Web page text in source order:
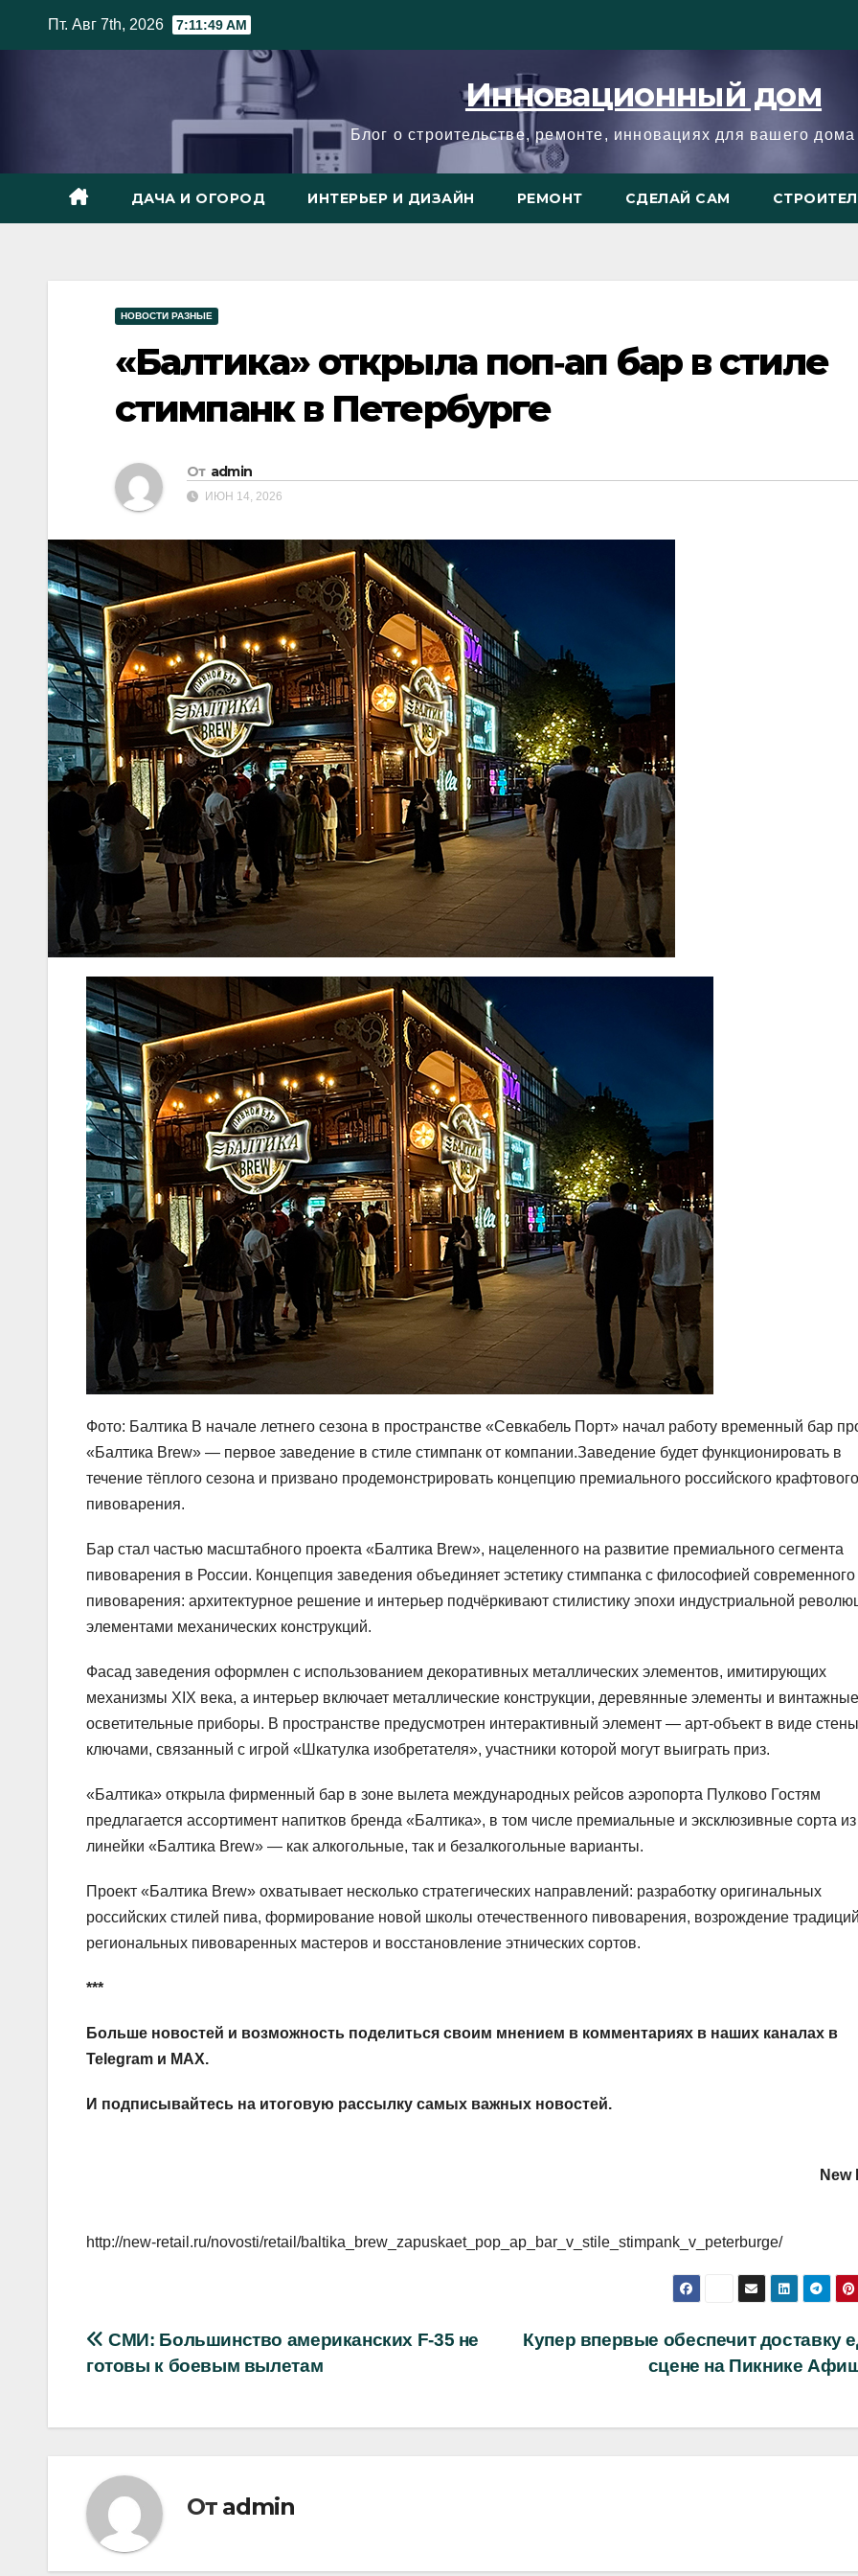
Пт. Авг 7th, 2026 7:11:50 AM
Инновационный дом
Блог о строительстве, ремонте, инновациях для вашего дома
ДАЧА И ОГОРОД ИНТЕРЬЕР И ДИЗАЙН РЕМОНТ СДЕЛАЙ САМ
НОВОСТИ РАЗНЫЕ
«Балтика» открыла поп‑ап бар в стиле
стимпанк в Петербурге
От admin
ИЮН 14, 2026
Фото: Балтика В начале летнего сезона в пространстве «Севкабель Порт» начал работу временный бар
«Балтика Brew» — первое заведение в стиле стимпанк от компании.Заведение будет функционировать в
течение тёплого сезона и призвано продемонстрировать концепцию премиального российского крафтового
пивоварения.
Бар стал частью масштабного проекта «Балтика Brew», нацеленного на развитие премиального сегмента
пивоварения в России. Концепция заведения объединяет эстетику стимпанка с философией современного
пивоварения: архитектурное решение и интерьер подчёркивают стилистику эпохи индустриальной
элементами механических конструкций.
Фасад заведения оформлен с использованием декоративных металлических элементов, имитирующих
механизмы XIX века, а интерьер включает металлические конструкции, деревянные элементы и винтажные
осветительные приборы. В пространстве предусмотрен интерактивный элемент — арт‑объект в виде
ключами, связанный с игрой «Шкатулка изобретателя», участники которой могут выиграть приз.
«Балтика» открыла фирменный бар в зоне вылета международных рейсов аэропорта Пулково Гостям
предлагается ассортимент напитков бренда «Балтика», в том числе премиальные и эксклюзивные сорта из
линейки «Балтика Brew» — как алкогольные, так и безалкогольные варианты.
Проект «Балтика Brew» охватывает несколько стратегических направлений: разработку оригинальных
российских стилей пива, формирование новой школы отечественного пивоварения, возрождение
региональных пивоваренных мастеров и восстановление этнических сортов.
***
Больше новостей и возможность поделиться своим мнением в комментариях в наших каналах в
Telegram и MAX.
И подписывайтесь на итоговую рассылку самых важных новостей.
New
http://new-retail.ru/novosti/retail/baltika_brew_zapuskaet_pop_ap_bar_v_stile_stimpank_v_peterburge/
Навигация
записям
Купер впервые обеспечит доставку
сцене на Пикнике
СМИ: Большинство американских F-35 не
готовы к боевым вылетам
От admin